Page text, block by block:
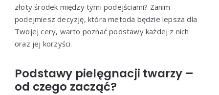
złoty środek między tymi podejściami? Zanim
podejmiesz decyzję, która metoda będzie lepsza dla
Twojej cery, warto poznać podstawy każdej z nich
oraz jej korzyści.
Podstawy pielęgnacji twarzy –
od czego zacząć?